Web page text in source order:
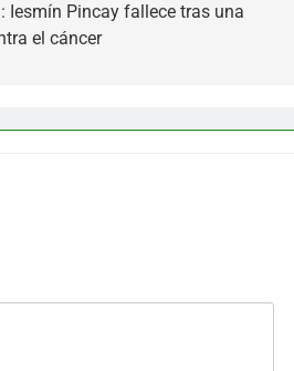
Iesmín Pincay fallece tras una
el cáncer